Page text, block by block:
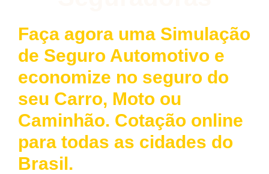
Faça agora uma Simulação
de Seguro Automotivo e
economize no seguro do
seu Carro, Moto ou
Caminhão. Cotação online
para todas as cidades do
Brasil.